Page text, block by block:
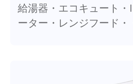
給湯器・エコキュート・
ーター・レンジフード・